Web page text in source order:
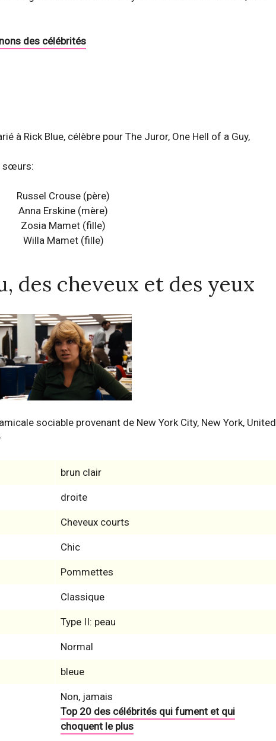
des célébrités
à Rick Blue, célèbre pour The Juror, One Hell of a Guy,
sœurs:
Russel Crouse (père)
Anna Erskine (mère)
Zosia Mamet (fille)
Willa Mamet (fille)
des cheveux et des yeux
sociable provenant de New York City, New York, United
brun clair
droite
Cheveux courts
Chic
Pommettes
Classique
Type II: peau
Normal
bleue
Non, jamais
Top 20 des célébrités qui fument et qui
choquent le plus